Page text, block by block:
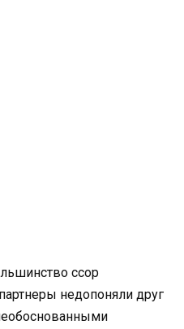
ссор
недопоняли друг